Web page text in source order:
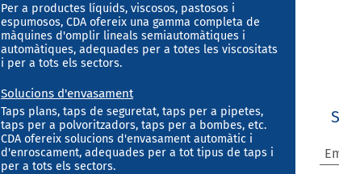
Per a productes líquids, viscosos, pastosos i
espumosos, CDA ofereix una gamma completa de
màquines d'omplir lineals semiautomàtiques i
automàtiques, adequades per a totes les viscositats
i per a tots els sectors.
Solucions d'envasament
Taps plans, taps de seguretat, taps per a pipetes,
taps per a polvoritzadors, taps per a bombes, etc.
CDA ofereix solucions d'envasament automàtic i
d'enroscament, adequades per a tot tipus de taps i
per a tots els sectors.